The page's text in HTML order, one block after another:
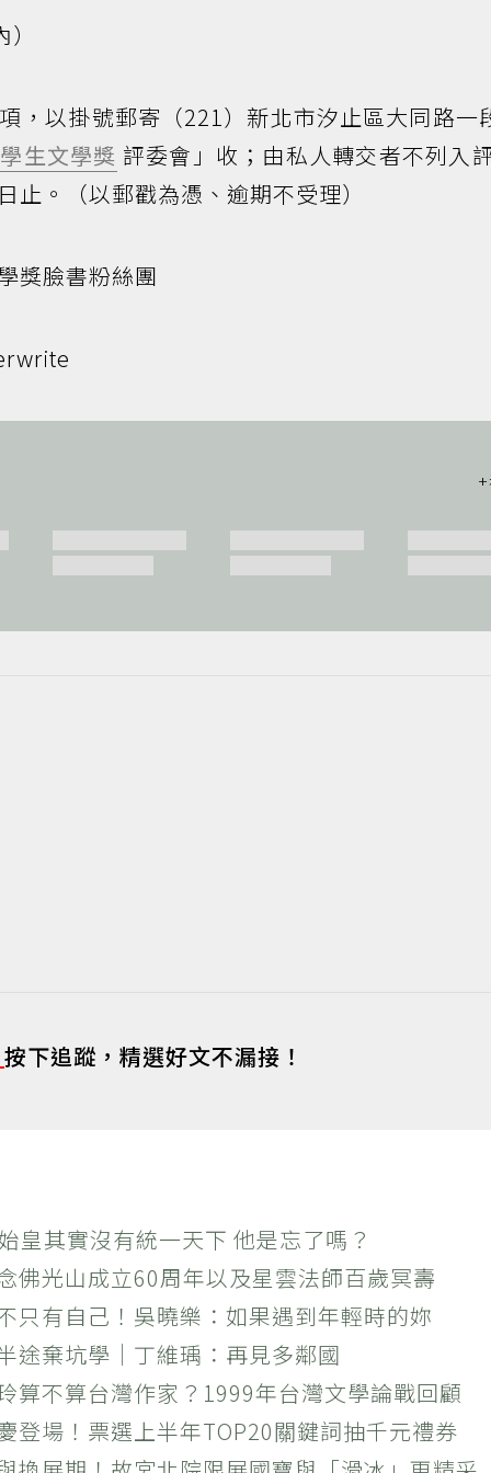
，以掛號郵寄（221）新北市汐止區大同路一
生文學獎 評委會」收；由私人轉交者不列入
。（以郵戳為憑、逾期不受理）
獎臉書粉絲團
按下追蹤，精選好文不漏接！
其實沒有統一天下 他是忘了嗎？
光山成立60周年以及星雲法師百歲冥壽
有自己！吳曉樂：如果遇到年輕時的妳
棄坑學｜丁維瑀：再見多鄰國
不算台灣作家？1999年台灣文學論戰回顧
場！票選上半年TOP20關鍵詞抽千元禮券